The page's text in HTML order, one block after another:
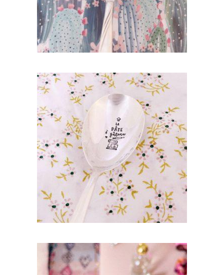
GRANDE CUILLÈRE À SERVIR GRAVÉE
VINTAGE : LA PÂTE À GÂTEAU
55,00€
AJOUTER AU PANIER